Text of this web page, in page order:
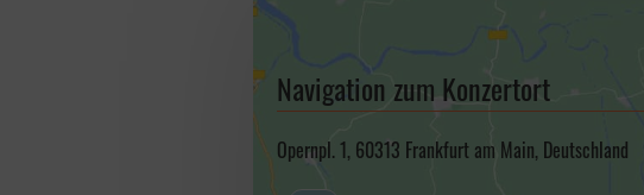
Navigation zum Konzertort
Opernpl. 1, 60313 Frankfurt am Main, Deutschland